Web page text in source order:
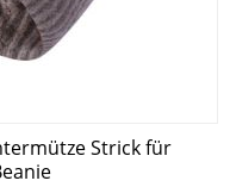
Strick für